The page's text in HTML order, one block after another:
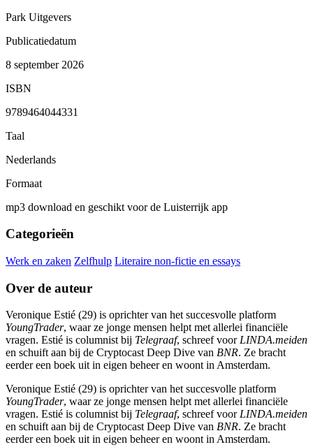
Park Uitgevers
Publicatiedatum
8 september 2026
ISBN
9789464044331
Taal
Nederlands
Formaat
mp3 download en geschikt voor de Luisterrijk app
Categorieën
Werk en zaken Zelfhulp Literaire non-fictie en essays
Over de auteur
Veronique Estié (29) is oprichter van het succesvolle platform
YoungTrader, waar ze jonge mensen helpt met allerlei financiële
vragen. Estié is columnist bij Telegraaf, schreef voorLINDA.meiden
en schuift aan bij de Cryptocast Deep Dive van BNR. Ze bracht
eerder een boek uit in eigen beheer en woont in Amsterdam.
Veronique Estié (29) is oprichter van het succesvolle platform
YoungTrader, waar ze jonge mensen helpt met allerlei financiële
vragen. Estié is columnist bij Telegraaf, schreef voorLINDA.meiden
en schuift aan bij de Cryptocast Deep Dive van BNR. Ze bracht
eerder een boek uit in eigen beheer en woont in Amsterdam.